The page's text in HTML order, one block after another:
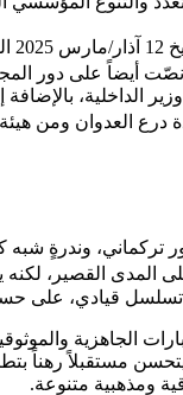
41 من ذلك الإعلان،
الداخلية،
العدوان ومن
تركماني، وندرةٍ
المدى القصير،
قيادي، على
الجاهزية
مستقبلاً رهناً
ومذهبية متنوعة.